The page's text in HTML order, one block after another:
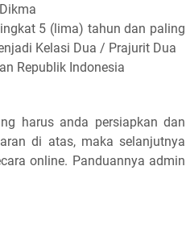
5 (lima) tahun dan paling
Kelasi Dua / Prajurit Dua
Republik Indonesia
harus anda persiapkan dan
di atas, maka selanjutnya
online. Panduannya admin